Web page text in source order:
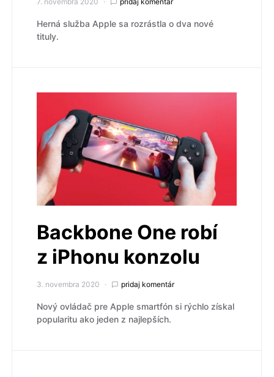
Herná služba Apple sa rozrástla o dva nové
tituly.
Backbone One robí
z iPhonu konzolu
3. novembra 2020 pridaj komentár
Nový ovládač pre Apple smartfón si rýchlo získal
popularitu ako jeden z najlepších.